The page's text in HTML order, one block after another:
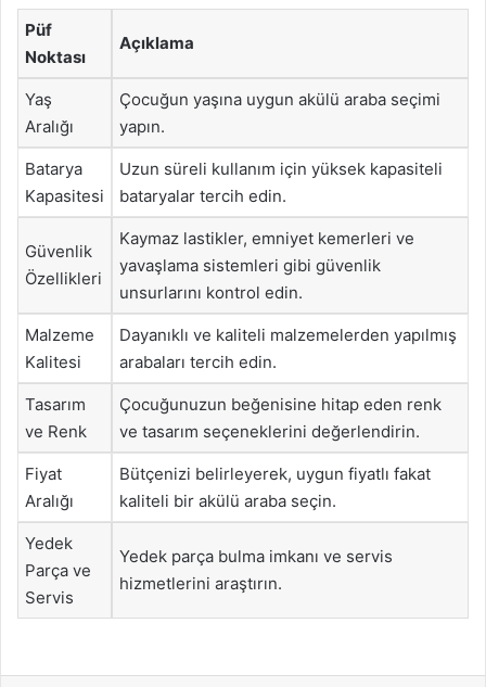
Püf
Noktası
Açıklama
Yaş
Aralığı
Çocuğun yaşına uygun akülü araba seçimi
yapın.
Batarya
Kapasitesi
Uzun süreli kullanım için yüksek kapasiteli
bataryalar tercih edin.
Güvenlik
Özellikleri
Kaymaz lastikler, emniyet kemerleri ve
yavaşlama sistemleri gibi güvenlik
unsurlarını kontrol edin.
Malzeme
Kalitesi
Dayanıklı ve kaliteli malzemelerden yapılmış
arabaları tercih edin.
Tasarım
ve Renk
Çocuğunuzun beğenisine hitap eden renk
ve tasarım seçeneklerini değerlendirin.
Fiyat
Aralığı
Bütçenizi belirleyerek, uygun fiyatlı fakat
kaliteli bir akülü araba seçin.
Yedek
Parça ve
Servis
Yedek parça bulma imkanı ve servis
hizmetlerini araştırın.